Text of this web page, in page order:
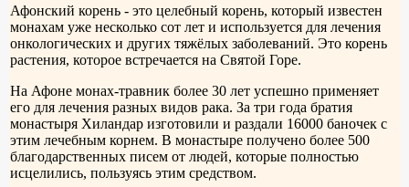
Афонский корень - это целебный корень, который известен
монахам уже несколько сот лет и используется для лечения
онкологических и других тяжёлых заболеваний. Это корень
растения, которое встречается на Святой Горе.
На Афоне монах-травник более 30 лет успешно применяет
его для лечения разных видов рака. За три года братия
монастыря Хиландар изготовили и раздали 16000 баночек с
этим лечебным корнем. В монастыре получено более 500
благодарственных писем от людей, которые полностью
исцелились, пользуясь этим средством.